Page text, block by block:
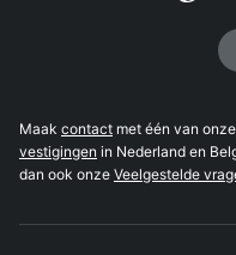
Maak contact met één van
vestigingen in Nederland en
dan ook onze Veelgestelde